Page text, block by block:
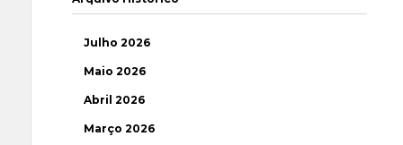
Julho 2026
Maio 2026
Abril 2026
Março 2026